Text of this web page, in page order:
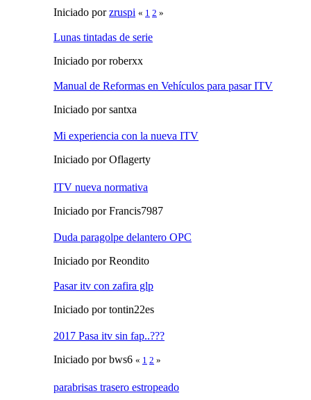
Iniciado porzruspi « 1 2 »
Lunas tintadas de serie
Iniciado por roberxx
Manual de Reformas en Vehículos para pasar ITV
Iniciado por santxa
Mi experiencia con la nueva ITV
Iniciado por Oflagerty
ITV nueva normativa
Iniciado por Francis7987
Duda paragolpe delantero OPC
Iniciado por Reondito
Pasar itv con zafira glp
Iniciado por tontin22es
2017 Pasa itv sin fap..???
Iniciado por bws6 « 1 2 »
parabrisas trasero estropeado